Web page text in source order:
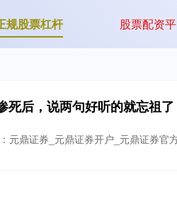
规股票杠杆 股票配资
后，说两句好听的就忘祖了
元鼎证券_元鼎证券开户_元鼎证券官